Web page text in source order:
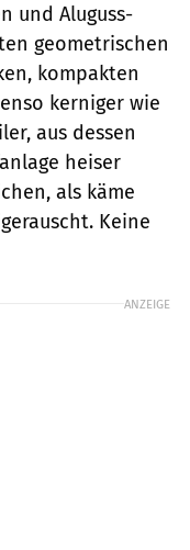
und Aluguss-
geometrischen
kompakten
kerniger wie
aus dessen
heiser
als käme
Keine
ANZEIGE